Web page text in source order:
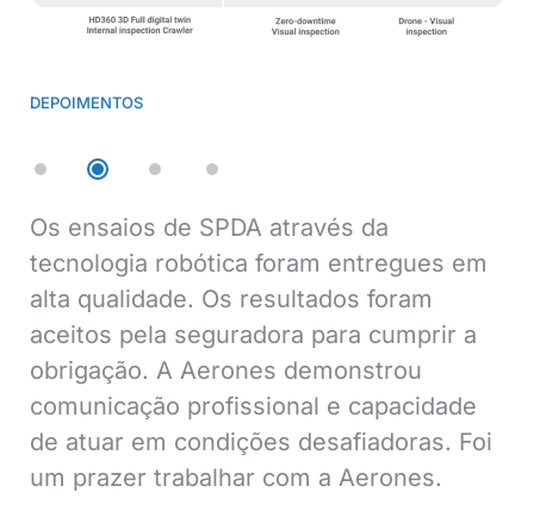
DEPOIMENTOS
Os ensaios de SPDA através da
tecnologia robótica foram entregues em
alta qualidade. Os resultados foram
aceitos pela seguradora para cumprir a
obrigação. A Aerones demonstrou
comunicação profissional e capacidade
de atuar em condições desafiadoras. Foi
um prazer trabalhar com a Aerones.